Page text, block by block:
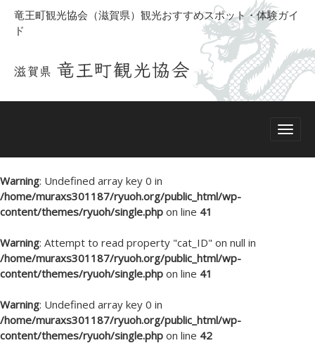
竜王町観光協会（滋賀県）観光おすすめスポット・体験ガイ
ド
Warning: Undefined array key 0 in
/home/muraxs301187/ryuoh.org/public_html/wp-
content/themes/ryuoh/single.php on line 41
Warning: Attempt to read property "cat_ID" on null in
/home/muraxs301187/ryuoh.org/public_html/wp-
content/themes/ryuoh/single.php on line 41
Warning: Undefined array key 0 in
/home/muraxs301187/ryuoh.org/public_html/wp-
content/themes/ryuoh/single.php on line 42